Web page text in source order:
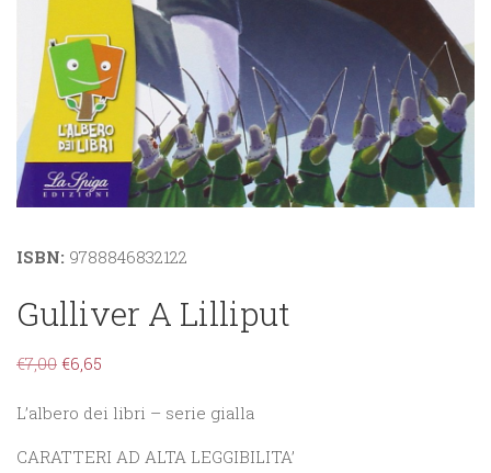
ISBN: 9788846832122
Gulliver A Lilliput
€7,00 €6,65
L’albero dei libri – serie gialla
CARATTERI AD ALTA LEGGIBILITA’